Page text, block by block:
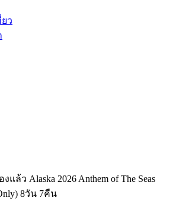
ว
ล้ว Alaska 2026 Anthem of The Seas
8วัน 7คืน